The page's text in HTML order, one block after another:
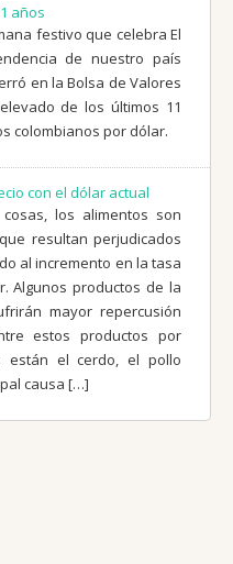
años
festivo que celebra El
de nuestro país
en la Bolsa de Valores
de los últimos 11
colombianos por dólar.
con el dólar actual
los alimentos son
resultan perjudicados
al incremento en la tasa
Algunos productos de la
mayor repercusión
estos productos por
están el cerdo, el pollo
causa […]